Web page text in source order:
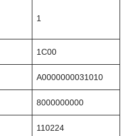
1
1C00
A0000000031010
8000000000
110224